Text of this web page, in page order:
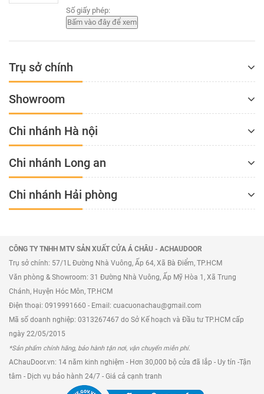
Số giấy phép:
Trụ sở chính
Showroom
Chi nhánh Hà nội
Chi nhánh Long an
Chi nhánh Hải phòng
CÔNG TY TNHH MTV SẢN XUẤT CỬA Á CHÂU - ACHAUDOOR
Trụ sở chính: 57/1L Đường Nhà Vuông, Ấp 64, Xã Bà Điểm, TP.HCM
Văn phòng & Showroom: 31 Đường Nhà Vuông, Ấp Mỹ Hòa 1, Xã Trung
Chánh, Huyện Hóc Môn, TP.HCM
Điện thoại: 0919991660 - Email: cuacuonachau@gmail.com
Mã số doanh nghiệp: 0313267467 do Sở Kế hoạch và Đầu tư TP.HCM cấp
ngày 22/05/2015
*Sản phẩm chính hãng, bảo hành tận nơi, vận chuyển miễn phí.
AChauDoor.vn: 14 năm kinh nghiệm - Hơn 30,000 bộ cửa đã lắp - Uy tín -Tận
tâm - Dịch vụ bảo hành 24/7 - Giá cả cạnh tranh